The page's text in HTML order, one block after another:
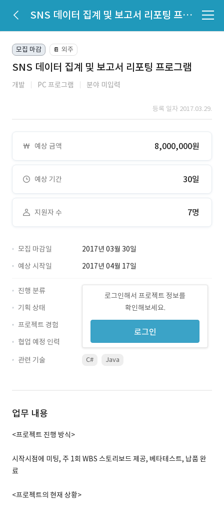
SNS 데이터 집계 및 보고서 리포팅 프로그램
모집 마감 📔 외주
SNS 데이터 집계 및 보고서 리포팅 프로그램
개발 PC 프로그램 분야 미입력
등록 일자 2017.03.29.
예상 금액 8,000,000원
예상 기간 30일
지원자 수 7명
모집 마감일
2017년 03월 30일
예상 시작일
2017년 04월 17일
로그인해서 프로젝트 정보를
확인해보세요.
로그인
진행 분류
기획 상태
프로젝트 경험
협업 예정 인력
관련 기술
C# Java
업무 내용
<프로젝트 진행 방식>
시작시점에 미팅, 주 1회 WBS 스토리보드 제공, 베타테스트, 납품 완
료
<프로젝트의 현재 상황>